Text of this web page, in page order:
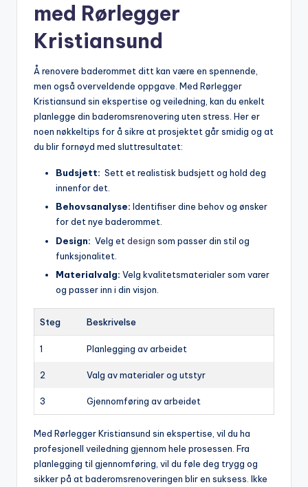
‌med Rørlegger
Kristiansund
Å‍ renovere baderommet⁢ ditt kan være⁢ en spennende,
men også overveldende⁣ oppgave. Med ‍Rørlegger
‍Kristiansund‌ sin ​ekspertise og veiledning, kan du enkelt
planlegge din baderomsrenovering uten stress. Her er
noen nøkkeltips ⁤for ⁢å sikre at prosjektet går smidig og at
‍du⁣ blir ⁤fornøyd med​ sluttresultatet:
Budsjett: ​ Sett et realistisk‌ budsjett og hold‌ deg
innenfor det.
Behovsanalyse: Identifiser dine behov og ønsker
for ⁢det nye baderommet.
Design: ⁤ Velg et ​ design som‍ passer din ‌stil og
⁢funksjonalitet.
Materialvalg: Velg kvalitetsmaterialer ‌som varer​
og‌ passer⁣ inn i ⁣din ‍visjon.
Steg Beskrivelse
1 Planlegging av arbeidet
2 Valg​ av ⁣materialer og‌ utstyr
3 Gjennomføring av arbeidet
Med Rørlegger ⁣Kristiansund sin‍ ekspertise,​ vil du ha
profesjonell veiledning gjennom hele prosessen. Fra
planlegging ⁢til gjennomføring, vil⁢ du​ føle deg trygg ⁢og
‌sikker på ‍at baderomsrenoveringen blir en suksess. Ikke